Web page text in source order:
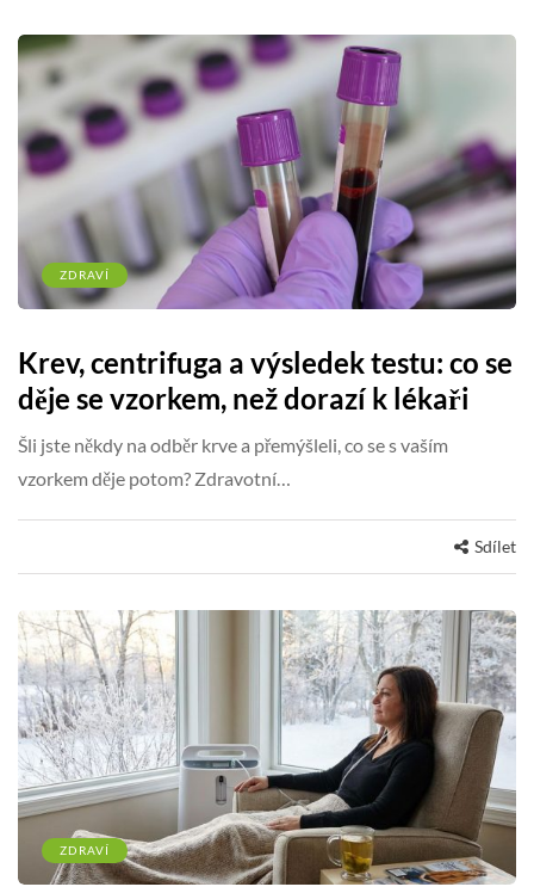
ZDRAVÍ
Krev, centrifuga a výsledek testu: co se
děje se vzorkem, než dorazí k lékaři
Šli jste někdy na odběr krve a přemýšleli, co se s vaším
vzorkem děje potom? Zdravotní…
Sdílet
ZDRAVÍ